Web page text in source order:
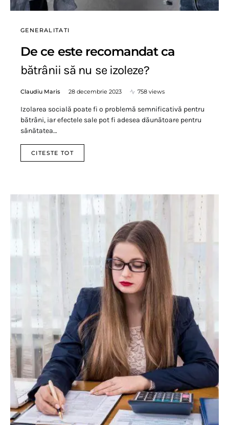
GENERALITATI
De ce este recomandat ca
bătrânii să nu se izoleze?
Claudiu Maris 28 decembrie 2023 758 views
Izolarea socială poate fi o problemă semnificativă pentru
bătrâni, iar efectele sale pot fi adesea dăunătoare pentru
sănătatea…
CITESTE TOT